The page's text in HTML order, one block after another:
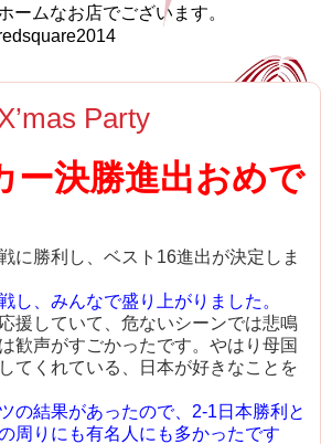
ームなお店でございます。
Party
ー決勝進出おめで
に勝利し、ベスト16進出が決定しま
し、みんなで盛り上がりました。
援していて、危ないシーンでは悲鳴
歓声がすごかったです。やはり母国
てくれている、日本が好きなことを
の結果があったので、2-1日本勝利と
周りにも有名人にも多かったです